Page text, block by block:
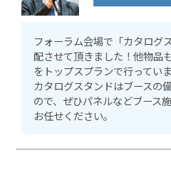
フォーラム会場で「カタログ
配させて頂きました！他物品
をトップスプランで行っていま
カタログスタンドはブースの
ので、ぜひパネルなどブース
お任せください。